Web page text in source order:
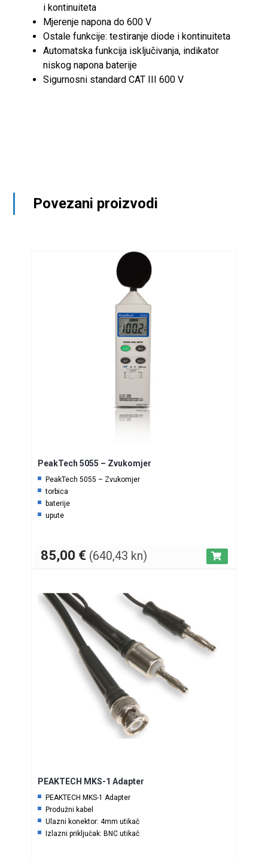
i kontinuiteta
Mjerenje napona do 600 V
Ostale funkcije: testiranje diode i kontinuiteta
Automatska funkcija isključivanja, indikator
niskog napona baterije
Sigurnosni standard CAT III 600 V
Povezani proizvodi
PeakTech 5055 – Zvukomjer
PeakTech 5055 – Zvukomjer
torbica
baterije
upute
85,00 € (640,43 kn)
PEAKTECH MKS-1 Adapter
PEAKTECH MKS-1 Adapter
Produžni kabel
Ulazni konektor: 4mm utikač
Izlazni priključak: BNC utikač